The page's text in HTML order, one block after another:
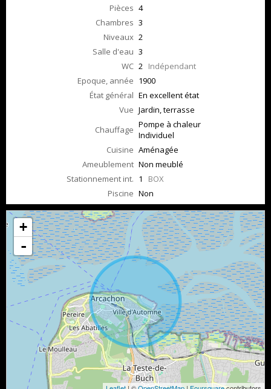
Pièces 4
Chambres 3
Niveaux 2
Salle d'eau 3
WC 2 Indépendant
Epoque, année 1900
État général En excellent état
Vue Jardin, terrasse
Chauffage Pompe à chaleur
Individuel
Cuisine Aménagée
Ameublement Non meublé
Stationnement int. 1 BOX
Piscine Non
+
-